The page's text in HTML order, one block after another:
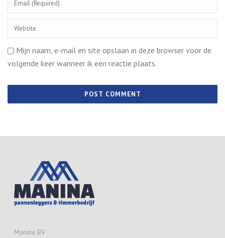
Mijn naam, e-mail en site opslaan in deze browser voor de
volgende keer wanneer ik een reactie plaats.
Manina BV